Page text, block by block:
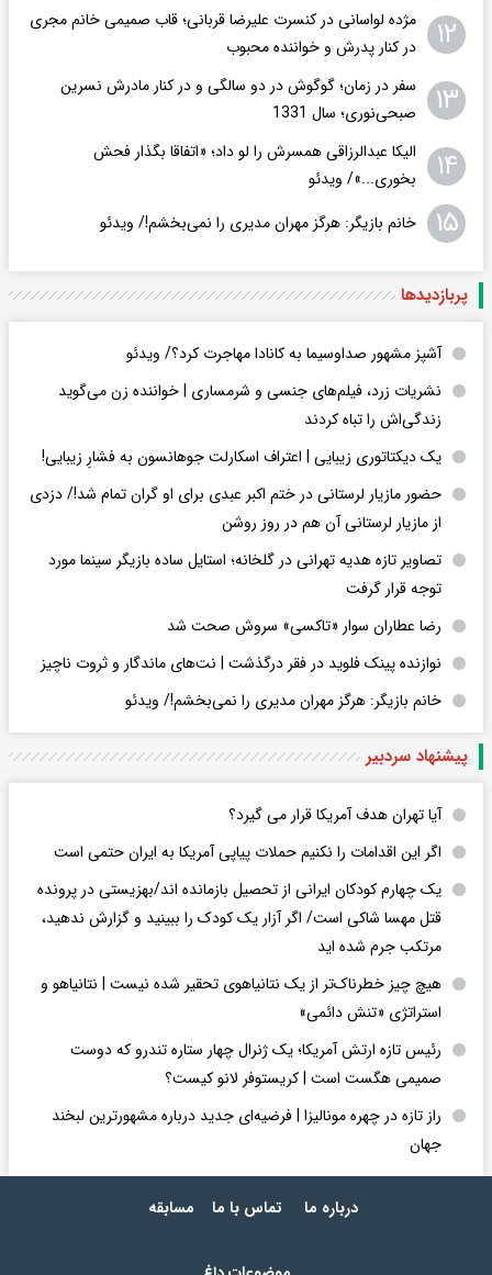
۱۲
مژده لواسانی در کنسرت علیرضا قربانی؛ قاب صمیمی خانم مجری
در کنار پدرش و خواننده محبوب
۱۳
سفر در زمان؛ گوگوش در دو سالگی و در کنار مادرش نسرین
صبحی‌نوری؛ سال 1331
۱۴
الیکا عبدالرزاقی همسرش را لو داد؛ «اتفاقا بگذار فحش
بخوری...»/ ویدئو
۱۵ خانم بازیگر: هرگز مهران مدیری را نمی‌بخشم!/ ویدئو
پربازدید‌ها
آشپز مشهور صداوسیما به کانادا مهاجرت کرد؟/ ویدئو
نشریات زرد، فیلم‌های جنسی و شرمساری | خواننده زن می‌گوید
زندگی‌اش را تباه کردند
یک دیکتاتوری زیبایی | اعتراف اسکارلت جوهانسون به فشارِ زیبایی!
حضور مازیار لرستانی در ختم اکبر عبدی برای او گران تمام شد!/ دزدی
از مازیار لرستانی آن هم در روز روشن
تصاویر تازه هدیه تهرانی در گلخانه؛ استایل ساده بازیگر سینما مورد
توجه قرار گرفت
رضا عطاران سوار «تاکسی» سروش صحت شد
نوازنده پینک فلوید در فقر درگذشت | نت‌های ماندگار و ثروت ناچیز
خانم بازیگر: هرگز مهران مدیری را نمی‌بخشم!/ ویدئو
پیشنهاد سردبیر
آیا تهران هدف آمریکا قرار می گیرد؟
اگر این اقدامات را نکنیم حملات پیاپی آمریکا به ایران حتمی است
یک چهارم کودکان ایرانی از تحصیل بازمانده اند/بهزیستی در پرونده
قتل مهسا شاکی است/ اگر آزار یک کودک را ببینید و گزارش ندهید،
مرتکب جرم شده اید
هیچ چیز خطرناک‌تر از یک نتانیاهوی تحقیر شده نیست | نتانیاهو و
استراتژی «تنش دائمی»
رئیس تازه ارتش آمریکا؛ یک ژنرال چهار ستاره تندرو که دوست
صمیمی هگست است | کریستوفر لانو کیست؟
راز تازه در چهره مونالیزا | فرضیه‌ای جدید درباره مشهورترین لبخند
جهان
درباره ما تماس با ما مسابقه